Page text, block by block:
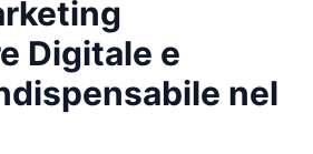
Digitale e
nel